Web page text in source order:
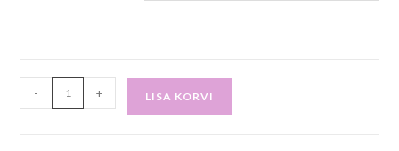
- + LISA KORVI